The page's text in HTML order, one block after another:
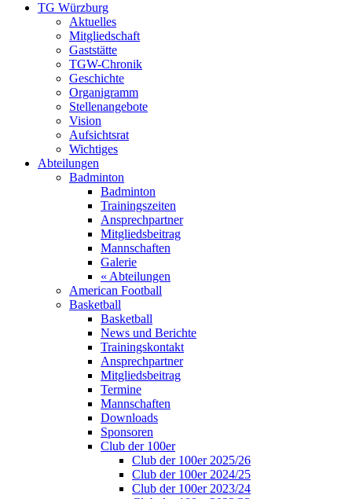
TG Würzburg
Aktuelles
Mitgliedschaft
Gaststätte
TGW-Chronik
Geschichte
Organigramm
Stellenangebote
Vision
Aufsichtsrat
Wichtiges
Abteilungen
Badminton
Badminton
Trainingszeiten
Ansprechpartner
Mitgliedsbeitrag
Mannschaften
Galerie
« Abteilungen
American Football
Basketball
Basketball
News und Berichte
Trainingskontakt
Ansprechpartner
Mitgliedsbeitrag
Termine
Mannschaften
Downloads
Sponsoren
Club der 100er
Club der 100er 2025/26
Club der 100er 2024/25
Club der 100er 2023/24